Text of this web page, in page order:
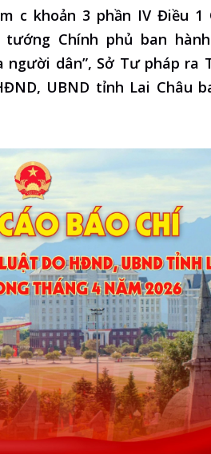
c khoản 3 phần IV Điều 1
tướng Chính phủ ban
dân”, Sở Tư pháp ra
UBND tỉnh Lai Châu